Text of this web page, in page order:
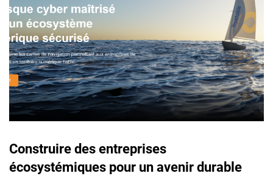
Construire des entreprises
écosystémiques pour un avenir durable